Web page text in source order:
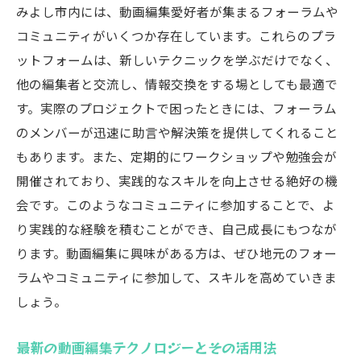
みよし市内には、動画編集愛好者が集まるフォーラムや
コミュニティがいくつか存在しています。これらのプラ
ットフォームは、新しいテクニックを学ぶだけでなく、
他の編集者と交流し、情報交換をする場としても最適で
す。実際のプロジェクトで困ったときには、フォーラム
のメンバーが迅速に助言や解決策を提供してくれること
もあります。また、定期的にワークショップや勉強会が
開催されており、実践的なスキルを向上させる絶好の機
会です。このようなコミュニティに参加することで、よ
り実践的な経験を積むことができ、自己成長にもつなが
ります。動画編集に興味がある方は、ぜひ地元のフォー
ラムやコミュニティに参加して、スキルを高めていきま
しょう。
最新の動画編集テクノロジーとその活用法